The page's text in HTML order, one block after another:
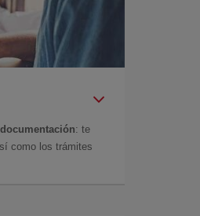
: te
como los trámites